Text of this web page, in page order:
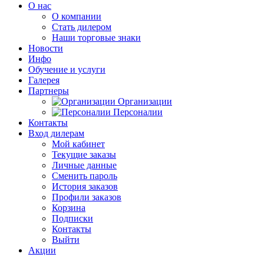
О нас
О компании
Стать дилером
Наши торговые знаки
Новости
Инфо
Обучение и услуги
Галерея
Партнеры
Организации
Персоналии
Контакты
Вход дилерам
Мой кабинет
Текущие заказы
Личные данные
Сменить пароль
История заказов
Профили заказов
Корзина
Подписки
Контакты
Выйти
Акции